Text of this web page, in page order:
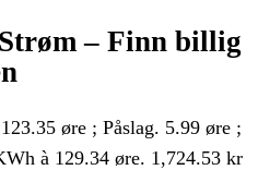
– Finn billig
øre ; Påslag. 5.99 øre ;
à 129.34 øre. 1,724.53 kr